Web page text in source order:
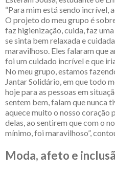
“Para mim está sendo incrível,
O projeto do meu grupo é
faz higienização, cuida, faz
se sinta bem relaxada e
maravilhoso. Eles falaram que
foi um cuidado incrível e que
No meu grupo, estamos
Jantar Solidário, em que todo
hoje para as pessoas em
sentem bem, falam que nunca
aquece muito o nosso coração
delas, ao sentirem que com o
mínimo, foi maravilhoso”,
Moda, afeto e